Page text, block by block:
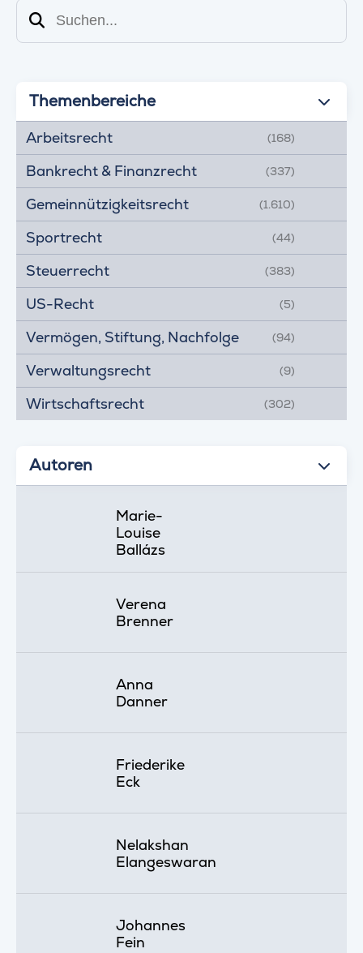
Suchen
Themenbereiche
Arbeitsrecht (168)
Bankrecht & Finanzrecht (337)
Gemeinnützigkeitsrecht (1.610)
Sportrecht (44)
Steuerrecht (383)
US-Recht (5)
Vermögen, Stiftung, Nachfolge (94)
Verwaltungsrecht (9)
Wirtschaftsrecht (302)
Autoren
Marie-
Louise
Ballázs
Verena
Brenner
Anna
Danner
Friederike
Eck
Nelakshan
Elangeswaran
Johannes
Fein